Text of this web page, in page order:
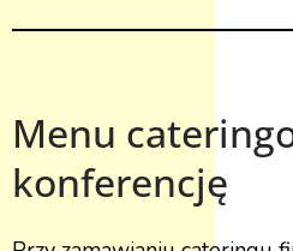
Menu
konferencję